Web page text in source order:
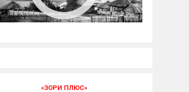
«ЗОРИ ПЛЮС»